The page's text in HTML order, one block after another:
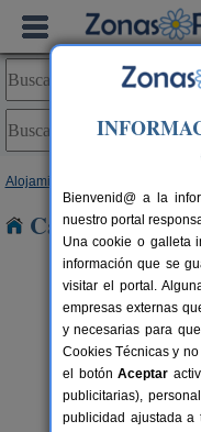
Alojamientos
Casas Rurales
Cal
Bienvenid@ a la
nuestro portal
Una cookie o galleta
información que se
visitar el portal.
empresas externas
y necesarias para
Cookies Técnicas y
el botónAceptar
publicitarias),
publicidad ajustada a